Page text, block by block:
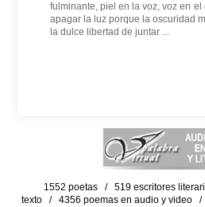
fulminante, piel en la voz, voz en el
apagar la luz porque la oscuridad
la dulce libertad de juntar ...
1552 poetas / 519 escritores
texto / 4356 poemas en audio y video /